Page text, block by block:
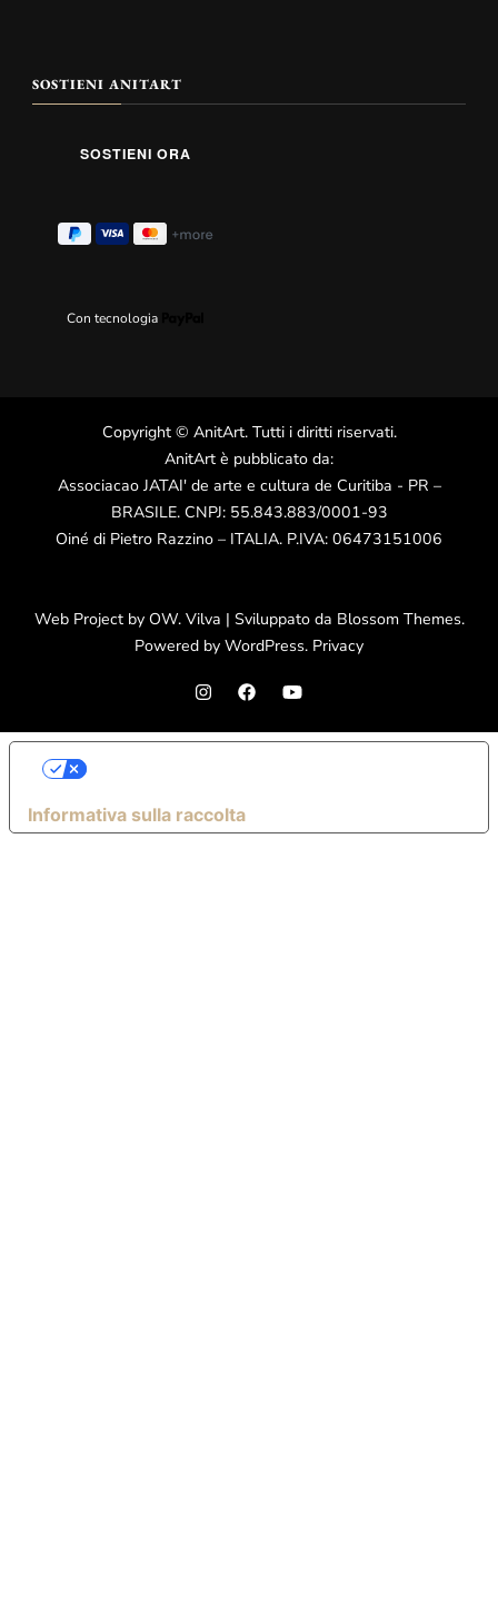
SOSTIENI ANITART
Con tecnologia
Copyright© AnitArt. Tutti i diritti riservati.
AnitArt è pubblicato da:
Associacao JATAI' de arte e cultura de Curitiba - PR –
BRASILE. CNPJ: 55.843.883/0001-93
Oiné di Pietro Razzino – ITALIA. P.IVA: 06473151006
Web Project by OW. Vilva | Sviluppato da Blossom Themes.
Powered by WordPress. Privacy
Informativa sulla raccolta